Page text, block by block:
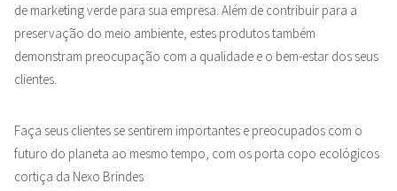
de marketing verde para sua empresa. Além de contribuir para a
preservação do meio ambiente, estes produtos também
demonstram preocupação com a qualidade e o bem-estar dos seus
clientes.
Faça seus clientes se sentirem importantes e preocupados com o
futuro do planeta ao mesmo tempo, com os porta copo ecológicos
cortiça da Nexo Brindes